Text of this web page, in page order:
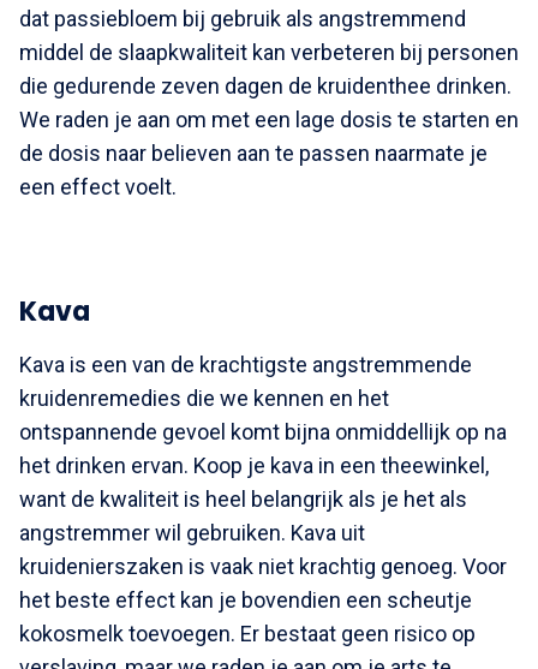
dat passiebloem bij gebruik als angstremmend
middel de slaapkwaliteit kan verbeteren bij personen
die gedurende zeven dagen de kruidenthee drinken.
We raden je aan om met een lage dosis te starten en
de dosis naar believen aan te passen naarmate je
een effect voelt.
Kava
Kava is een van de krachtigste angstremmende
kruidenremedies die we kennen en het
ontspannende gevoel komt bijna onmiddellijk op na
het drinken ervan. Koop je kava in een theewinkel,
want de kwaliteit is heel belangrijk als je het als
angstremmer wil gebruiken. Kava uit
kruidenierszaken is vaak niet krachtig genoeg. Voor
het beste effect kan je bovendien een scheutje
kokosmelk toevoegen. Er bestaat geen risico op